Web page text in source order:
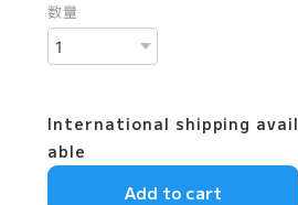
数量
International shipping avail
able
Add to cart